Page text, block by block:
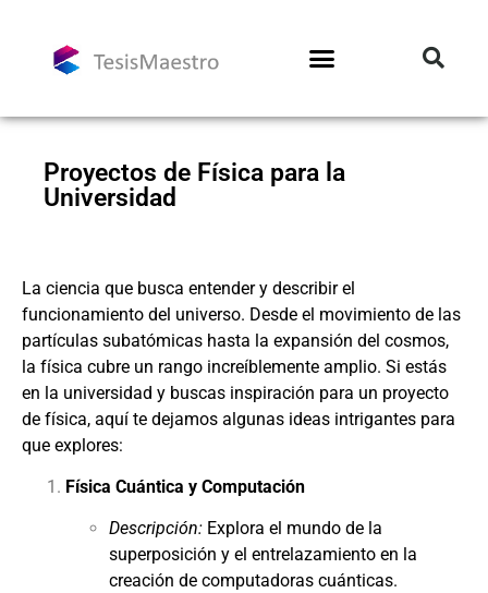
Proyectos de Física para la
Universidad
La ciencia que busca entender y describir el
funcionamiento del universo. Desde el movimiento de las
partículas subatómicas hasta la expansión del cosmos,
la física cubre un rango increíblemente amplio. Si estás
en la universidad y buscas inspiración para un proyecto
de física, aquí te dejamos algunas ideas intrigantes para
que explores:
Física Cuántica y Computación
Descripción: Explora el mundo de la
superposición y el entrelazamiento en la
creación de computadoras cuánticas.